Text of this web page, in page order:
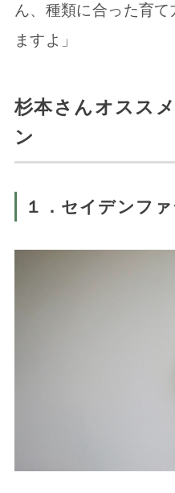
ん、種類に合った育
ますよ」
杉本さんオスス
ン
１．セイデンフ